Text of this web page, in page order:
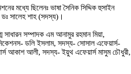
মধ্যে ছিলেনঃ ভাষা সৈনিক সিদ্দিক হুসাইন
সালেহ শাহ (সদস্য)।
সাধারন সম্পাদক এম আনামুর রহমান মিয়া,
ডলি ইসলাম, সদস্য- সোসাল এফেয়ার্স-
আকাশ আলী, সদস্য- ইয়ুথ এফেয়ার্স মাসুম চৌধুরী,